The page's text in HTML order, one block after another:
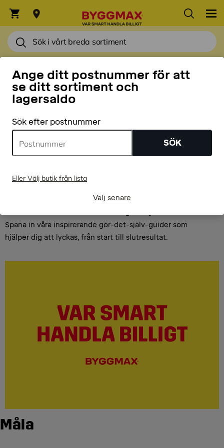
Ange ditt postnummer för att
se ditt sortiment och
lagersaldo
Sök efter postnummer
SÖK
Eller Välj butik från lista
Välj senare
HEM
Byggmax
Lågprisfavoriter
Här presenterar vi bra produkter till riktigt låga priser,
projekteten både billigare och roligare.
Spana in våra inspirerande gör-det-själv-guider som
hjälper dig att lyckas, från start till slutresultat.
Måla